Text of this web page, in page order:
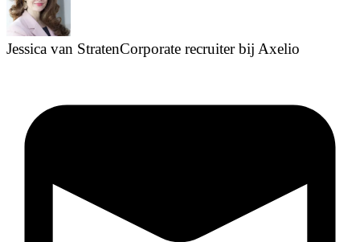
Jessica van StratenCorporate recruiter bij Axelio